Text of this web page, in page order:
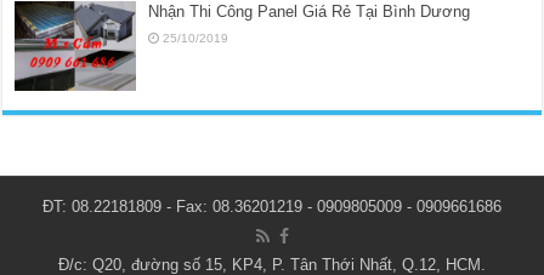
Nhận Thi Công Panel Giá Rẻ Tại Bình Dương
25/10/2019
ĐT: 08.22181809 - Fax: 08.36201219 - 0909805009 - 0909661686
Đ/c: Q20, đường số 15, KP4, P. Tân Thới Nhất, Q.12, HCM.